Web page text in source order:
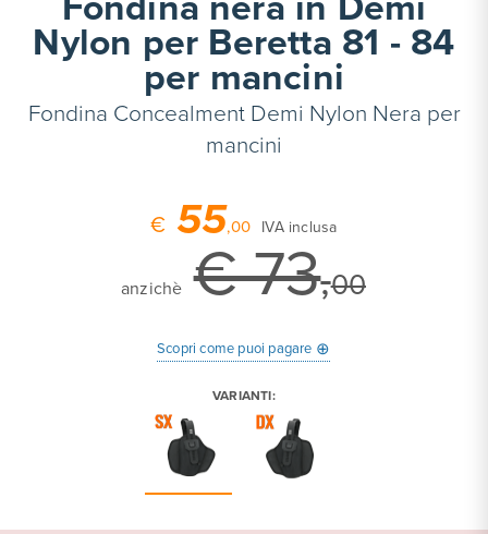
Nylon per Beretta 81 - 84
per mancini
Fondina Concealment Demi Nylon Nera per
mancini
€ 55,00 IVA inclusa
anzichè € 73,00
Scopri come puoi pagare ⊕
VARIANTI: